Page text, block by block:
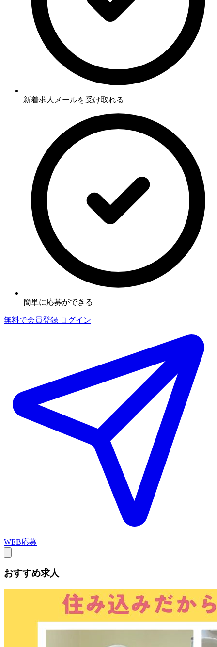
新着求人メールを受け取れる
簡単に応募ができる
無料で会員登録 ログイン
WEB応募
おすすめ求人